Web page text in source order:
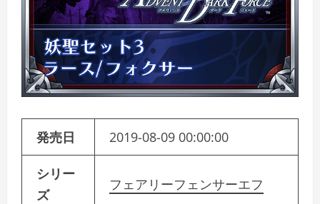
発売日 2019-08-09 00:00:00
シリー
ズ
フェアリーフェンサーエフ